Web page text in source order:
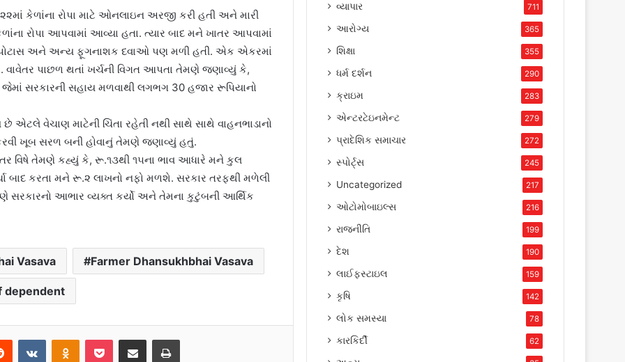
કેળાંના રોપા માટે ઓનલાઇન અરજી કરી હતી અને મારી
રોપા આપવામાં આવ્યા હતા. ત્યાર બાદ મને ખાતર આપવામાં
અને અન્ય ફૂગનાશક દવાઓ પણ મળી હતી. એક એકરમાં
વાવેતર પાછળ થતાં ખર્ચની વિગત આપતા તેમણે જણાવ્યું કે,
સરકારની સહાય મળવાથી લગભગ 30 હજાર રૂપિયાનો
વેચાણ માટેની ચિંતા રહેતી નથી સાથે સાથે વાહનભાડાનો
ખૂબ સરળ બની હોવાનું તેમણે જણાવ્યું હતું.
વિષે તેમણે કહ્યું કે, રૂ.૧૩થી ૧૫ના ભાવ આધારે મને કુલ
કરતા મને રૂ.૨ લાખનો નફો મળશે. સરકાર તરફથી મળેલી
આભાર વ્યક્ત કર્યો અને તેમના કુટુંબની આર્થિક
Vasava Farmer Dhansukhbhai Vasava
dependent
વ્યાપાર 711
આરોગ્ય 365
શિક્ષા 355
ધર્મ દર્શન 290
ક્રાઇમ 283
એન્ટરટેઇનમેન્ટ 279
પ્રાદેશિક સમાચાર 272
સ્પોર્ટ્સ 245
Uncategorized 217
ઓટોમોબાઇલ્સ 216
રાજનીતિ 199
દેશ 190
લાઈફસ્ટાઇલ 159
કૃષિ 142
લોક સમસ્યા 78
કારકિર્દી 62